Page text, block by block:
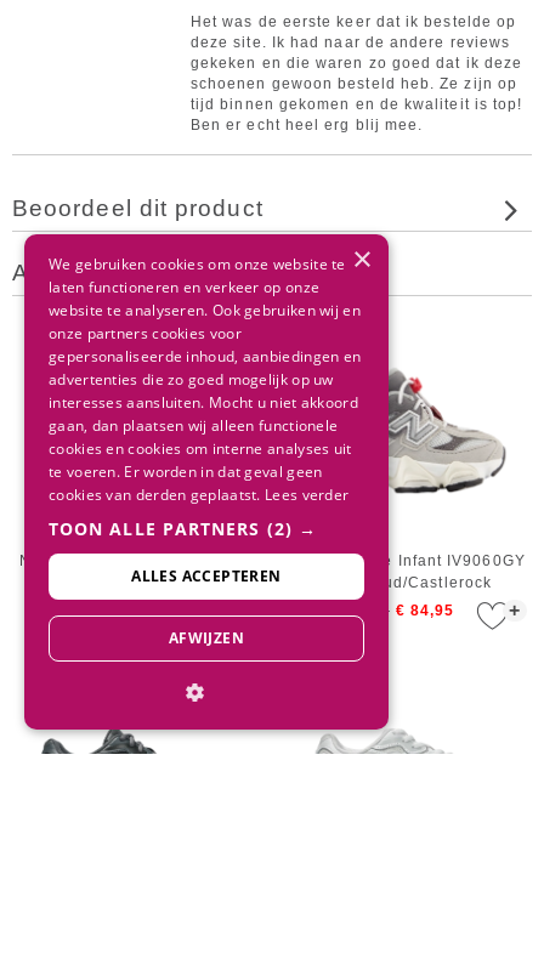
Het was de eerste keer dat ik bestelde op
deze site. Ik had naar de andere reviews
gekeken en die waren zo goed dat ik deze
schoenen gewoon besteld heb. Ze zijn op
tijd binnen gekomen en de kwaliteit is top!
Ben er echt heel erg blij mee.
Beoordeel dit product
Andere klanten bekeken ook
New Balance Kids GC9060BK
Black/Castlerock
+
New Balance Infant IV9060GY
Raincloud/Castlerock
€ 94,95 € 84,95
×
We gebruiken cookies om onze website te
laten functioneren en verkeer op onze
website te analyseren. Ook gebruiken wij en
onze partners cookies voor
gepersonaliseerde inhoud, aanbiedingen en
advertenties die zo goed mogelijk op uw
interesses aansluiten. Mocht u niet akkoord
gaan, dan plaatsen wij alleen functionele
cookies en cookies om interne analyses uit
te voeren. Er worden in dat geval geen
cookies van derden geplaatst. Lees verder
TOON ALLE PARTNERS (2) →
ALLES ACCEPTEREN
AFWIJZEN